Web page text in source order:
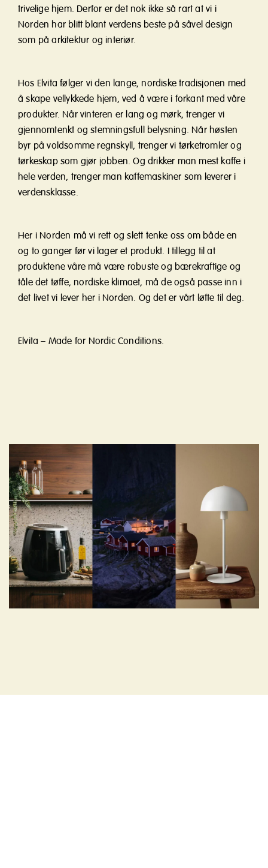
trivelige hjem. Derfor er det nok ikke så rart at vi i
Norden har blitt blant verdens beste på såvel design
som på arkitektur og interiør.
Hos Elvita følger vi den lange, nordiske tradisjonen med
å skape vellykkede hjem, ved å være i forkant med våre
produkter. Når vinteren er lang og mørk, trenger vi
gjennomtenkt og stemningsfull belysning. Når høsten
byr på voldsomme regnskyll, trenger vi tørketromler og
tørkeskap som gjør jobben. Og drikker man mest kaffe i
hele verden, trenger man kaffemaskiner som leverer i
verdensklasse.
Her i Norden må vi rett og slett tenke oss om både en
og to ganger før vi lager et produkt. I tillegg til at
produktene våre må være robuste og bærekraftige og
tåle det tøffe, nordiske klimaet, må de også passe inn i
det livet vi lever her i Norden. Og det er vårt løfte til deg.
Elvita – Made for Nordic Conditions.